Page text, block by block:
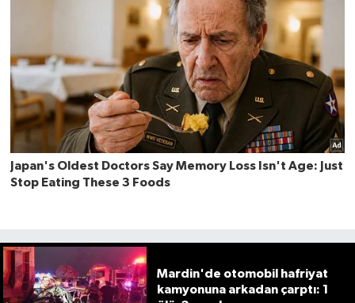
Mardin'de otomobil hafriyat
kamyonuna arkadan çarptı: 1